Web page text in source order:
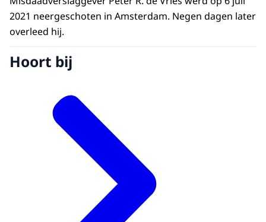
2021 neergeschoten in Amsterdam. Negen dagen later
overleed hij.
Hoort bij